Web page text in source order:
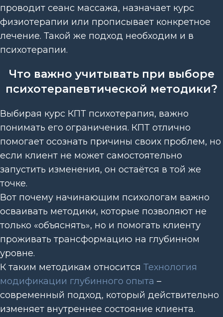
проводит сеанс массажа, назначает курс
физиотерапии или прописывает конкретное
лечение. Такой же подход необходим и в
психотерапии.
Что важно учитывать при выборе
психотерапевтической методики?
Выбирая курс КПТ психотерапия, важно
понимать его ограничения. КПТ отлично
помогает осознать причины своих проблем, но
если клиент не может самостоятельно
запустить изменения, он остаётся в той же
точке.
Вот почему начинающим психологам важно
осваивать методики, которые позволяют не
только «объяснять», но и помогать клиенту
проживать трансформацию на глубинном
уровне.
К таким методикам относится Технология
модификации глубинного опыта –
современный подход, который действительно
изменяет внутреннее состояние клиента.